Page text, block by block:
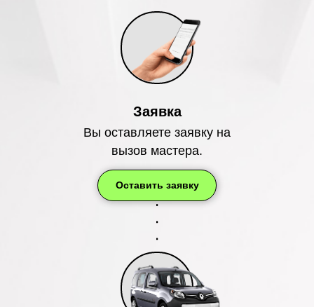
Вы оставляете заявку на
вызов мастера.
Заявка
Оставить заявку